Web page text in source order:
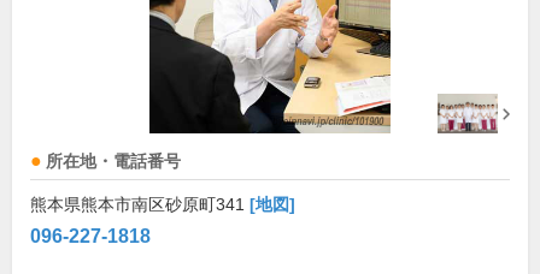
所在地・電話番号
熊本県熊本市南区砂原町341 [地図]
096-227-1818